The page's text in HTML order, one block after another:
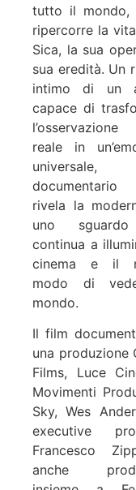
tutto il mondo,
ripercorre la
Sica, la sua
sua eredità. Un
intimo di un
capace di
reale in
rivela la
uno
continua a
cinema e il
modo di
mondo.
Il film
una produzione
Films, Luce
Movimenti
Sky, Wes
executive
Francesco
anche